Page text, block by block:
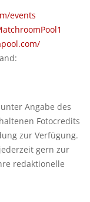
events
Angabe des
Fotocredits
zur Verfügung.
gern zur
redaktionelle